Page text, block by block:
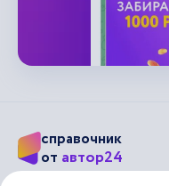
справочник
от автор24